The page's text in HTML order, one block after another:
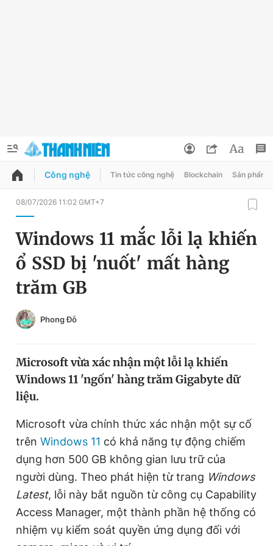
QUẢNG CÁO ĐẶT BÁO
Chuyên mục
Chuyên mục khác
Chào ngày mới
Tin 360
Video Magazine
Sản phẩm khác
Tiện ích Bạn cần biết
Thông tin tòa soạn Liên hệ quảng cáo
Đổi mật khẩu
Tin đã lưu
Công nghệ Tin tức công nghệ Blockchain Sản phẩm
08/07/2026 11:02 GMT+7
Windows 11 mắc lỗi lạ khiến
ổ SSD bị 'nuốt' mất hàng
trăm GB
Phong Đỗ
Microsoft vừa xác nhận một lỗi lạ khiến
Windows 11 'ngốn' hàng trăm Gigabyte dữ
liệu.
Microsoft vừa chính thức xác nhận một sự cố
trên Windows 11 có khả năng tự động chiếm
dụng hơn 500 GB không gian lưu trữ của
người dùng. Theo phát hiện từ trang Windows
Latest, lỗi này bắt nguồn từ công cụ Capability
Access Manager, một thành phần hệ thống có
nhiệm vụ kiểm soát quyền ứng dụng đối với